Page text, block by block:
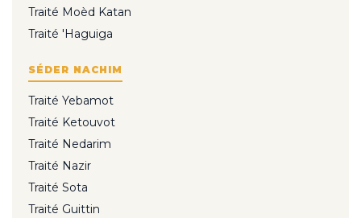
Traité Moèd Katan
Traité 'Haguiga
SÉDER NACHIM
Traité Yebamot
Traité Ketouvot
Traité Nedarim
Traité Nazir
Traité Sota
Traité Guittin